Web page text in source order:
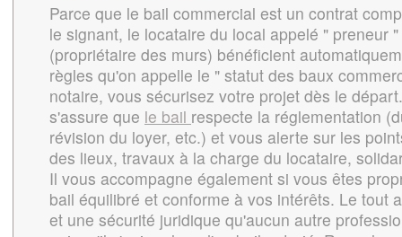
Parce que le bail commercial est un contrat
le signant, le locataire du local appelé " preneur
(propriétaire des murs) bénéficient
règles qu'on appelle le " statut des baux
notaire, vous sécurisez votre projet dès le
s'assure que le bail respecte la réglementation
révision du loyer, etc.) et vous alerte sur les
des lieux, travaux à la charge du locataire,
Il vous accompagne également si vous êtes
bail équilibré et conforme à vos intérêts. Le tout
et une sécurité juridique qu'aucun autre